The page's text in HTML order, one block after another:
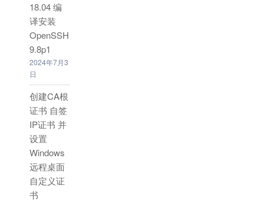
18.04 编
译安装
OpenSSH
9.8p1
2024年7月3
日
创建CA根
证书 自签
IP证书 并
设置
Windows
远程桌面
自定义证
书